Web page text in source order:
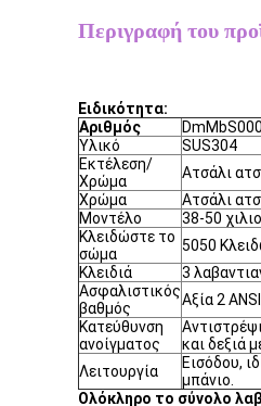
Περιγραφή του
Ειδικότητα:
Αριθμός
Υλικό
SUS304
Εκτέλεση/
Χρώμα
Ατσάλι
Χρώμα
Ατσάλι
Μοντέλο
38-50
Κλειδώστε το
σώμα
5050
Κλειδιά
3
Ασφαλιστικός
βαθμός
Αξία 2
Κατεύθυνση
ανοίγματος
και δεξιά
Λειτουργία
Εισόδου,
μπάνιο.
Ολόκληρο το σύνολο